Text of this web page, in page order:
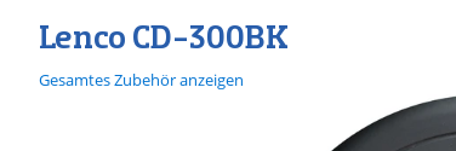
Lenco CD-300BK
Gesamtes Zubehör anzeigen